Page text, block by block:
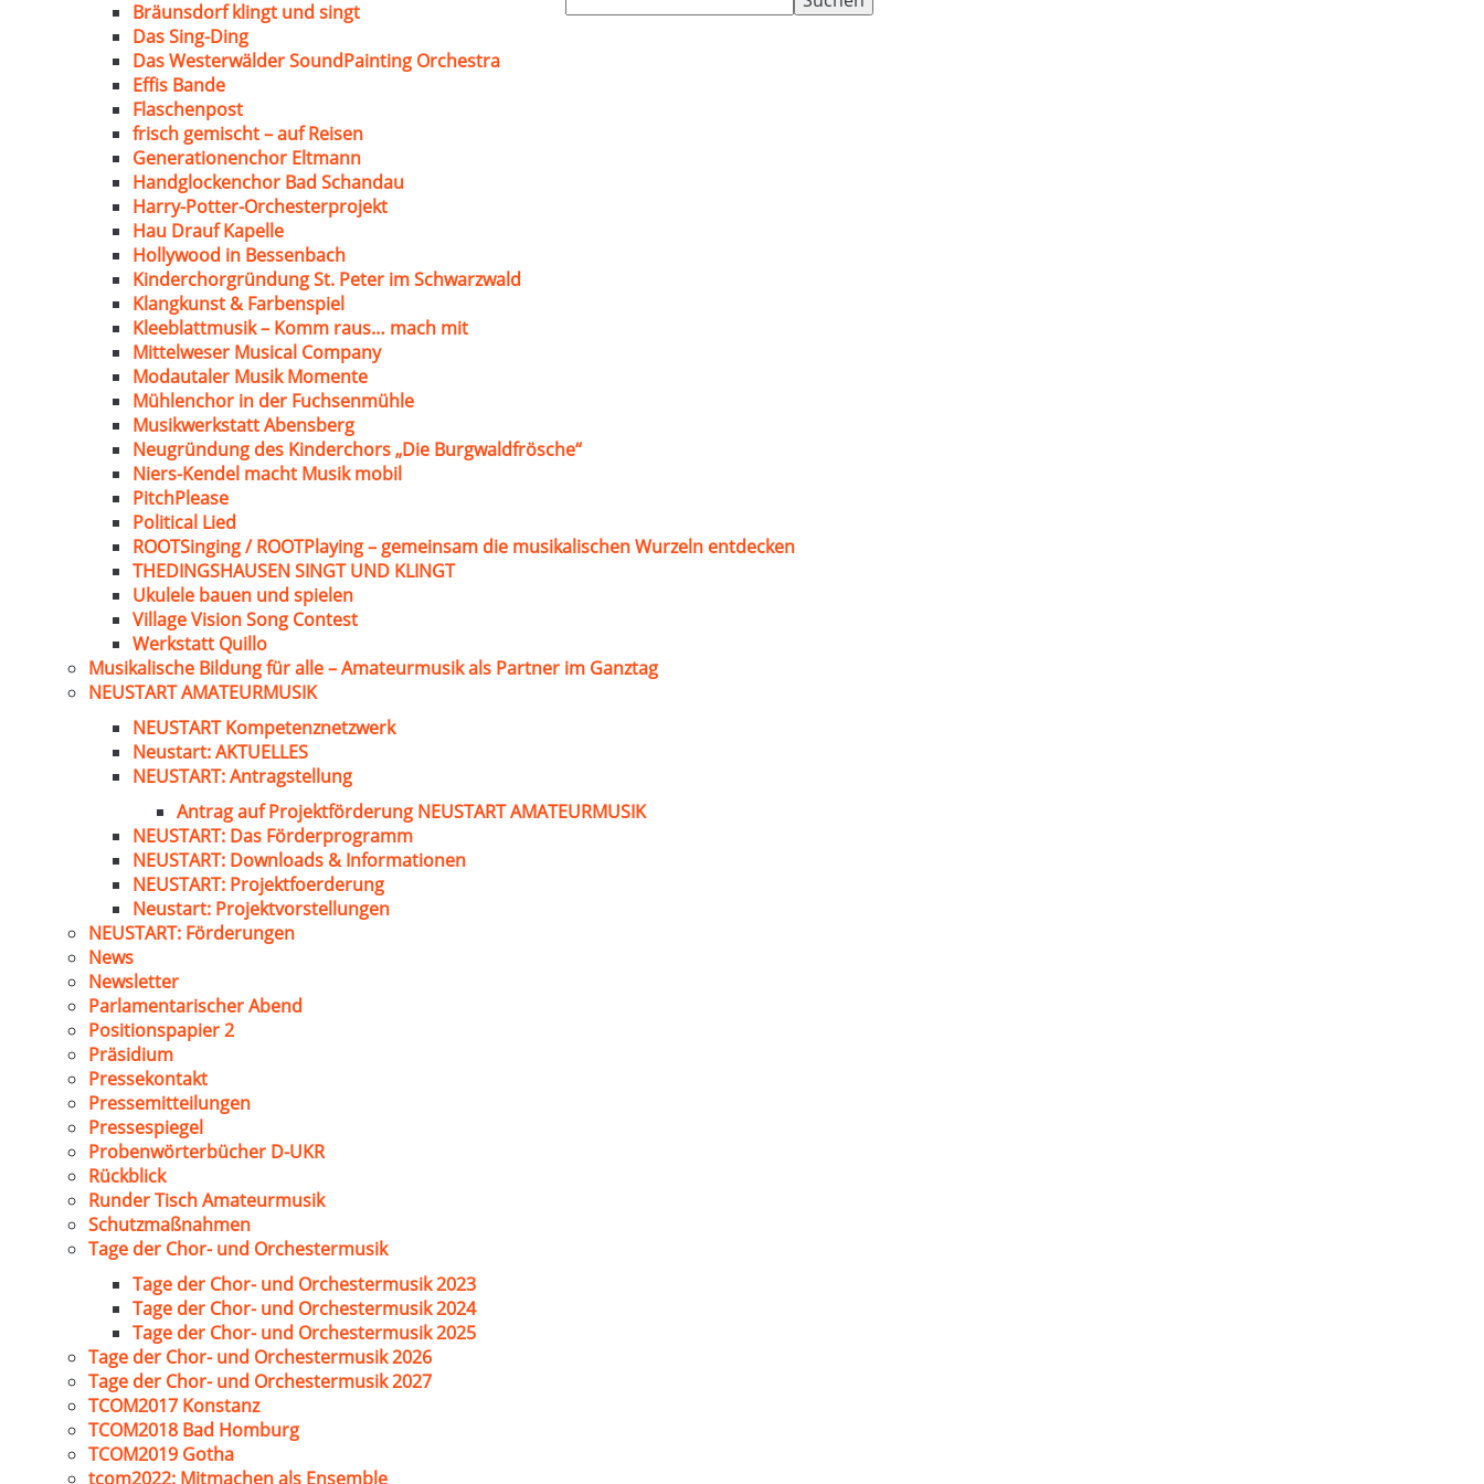
nach:
Bräunsdorf klingt und singt
Das Sing-Ding
Das Westerwälder SoundPainting Orchestra
Effis Bande
Flaschenpost
frisch gemischt – auf Reisen
Generationenchor Eltmann
Handglockenchor Bad Schandau
Harry-Potter-Orchesterprojekt
Hau Drauf Kapelle
Hollywood in Bessenbach
Kinderchorgründung St. Peter im Schwarzwald
Klangkunst & Farbenspiel
Kleeblattmusik – Komm raus… mach mit
Mittelweser Musical Company
Modautaler Musik Momente
Mühlenchor in der Fuchsenmühle
Musikwerkstatt Abensberg
Neugründung des Kinderchors „Die Burgwaldfrösche“
Niers-Kendel macht Musik mobil
PitchPlease
Political Lied
ROOTSinging / ROOTPlaying – gemeinsam die musikalischen Wurzeln entdecken
THEDINGSHAUSEN SINGT UND KLINGT
Ukulele bauen und spielen
Village Vision Song Contest
Werkstatt Quillo
Musikalische Bildung für alle – Amateurmusik als Partner im Ganztag
NEUSTART AMATEURMUSIK
NEUSTART Kompetenznetzwerk
Neustart: AKTUELLES
NEUSTART: Antragstellung
Antrag auf Projektförderung NEUSTART AMATEURMUSIK
NEUSTART: Das Förderprogramm
NEUSTART: Downloads & Informationen
NEUSTART: Projektfoerderung
Neustart: Projektvorstellungen
NEUSTART: Förderungen
News
Newsletter
Parlamentarischer Abend
Positionspapier 2
Präsidium
Pressekontakt
Pressemitteilungen
Pressespiegel
Probenwörterbücher D-UKR
Rückblick
Runder Tisch Amateurmusik
Schutzmaßnahmen
Tage der Chor- und Orchestermusik
Tage der Chor- und Orchestermusik 2023
Tage der Chor- und Orchestermusik 2024
Tage der Chor- und Orchestermusik 2025
Tage der Chor- und Orchestermusik 2026
Tage der Chor- und Orchestermusik 2027
TCOM2017 Konstanz
TCOM2018 Bad Homburg
TCOM2019 Gotha
tcom2022: Mitmachen als Ensemble